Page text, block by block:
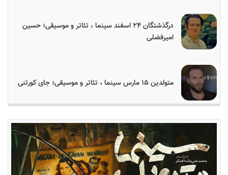
درگذشتگان ۲۴ اسفند سینما ، تئاتر و موسیقی؛ حسین
امیرفضلی
متولدین ۱۵ مارس سینما ، تئاتر و موسیقی؛ جای کورتنی